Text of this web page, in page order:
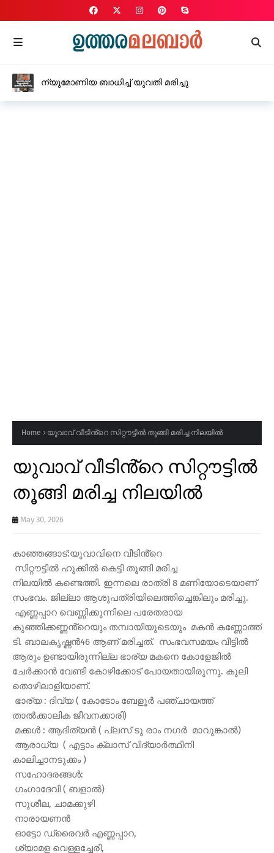
ന്യുമോണിയ ബാധിച്ച് യുവതി മരിച്ചു
Home യുവാവ് വീടിൻ്റെ സിറ്റൗട്ടിൽ തൂങ്ങി മരിച്ച നിലയിൽ
യുവാവ് വീടിൻ്റെ സിറ്റൗട്ടിൽ
തൂങ്ങി മരിച്ച നിലയിൽ
May 30, 2026
കാഞ്ഞങ്ങാട്:യുവാവിനെ വീടിൻ്റെ
സിറ്റൗട്ടിൽ ഹുക്കിൽ കെട്ടി തൂങ്ങി മരിച്ച
നിലയിൽ കണ്ടെത്തി. ഇന്നലെ രാത്രി 8 മണിയോടെയാണ്
സംഭവം. ജില്ലാ ആശുപത്രിയിലെത്തിച്ചെങ്കിലും മരിച്ചു.
എണ്ണപ്പാറ വെണ്ണിക്കുന്നിലെ പരേതരായ
കുഞ്ഞിക്കണ്ണൻ്റെയും തമ്പായിയുടെയും മകൻ കണ്ണോത്ത്
ടി. ബാലകൃഷ്ണൻ46 ആണ് മരിച്ചത്. സംഭവസമയം വീട്ടിൽ
ആരും ഉണ്ടായിരുന്നില്ല ഭാര്യ മകനെ കോളേജിൽ
ചേർക്കാൻ വേണ്ടി കോഴിക്കോട് പോയതായിരുന്നു. കൂലി
തൊഴിലാളിയാണ്.
ഭാര്യ : ദിവ്യ ( കോടോം ബേളൂർ പഞ്ചായത്ത്
താൽക്കാലിക ജീവനക്കാരി)
മക്കൾ : ആദിത്യൻ ( പ്ലസ് ടു രാം നഗർ മാവുങ്കാൽ)
ആരാധ്യ ( എട്ടാം ക്ലാസ് വിദ്യാർത്ഥിനി
കാലിച്ചാനടുക്കം )
സഹോദരങ്ങൾ:
ഗംഗാദേവി ( ബളാൽ)
സുശീല, ചാമക്കുഴി
നാരായണൻ
ഓട്ടോ ഡ്രൈവർ എണ്ണപ്പാറ,
ശ്യാമള വെള്ളച്ചേരി,